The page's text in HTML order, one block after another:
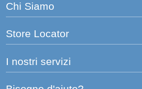
Chi Siamo
Store Locator
I nostri servizi